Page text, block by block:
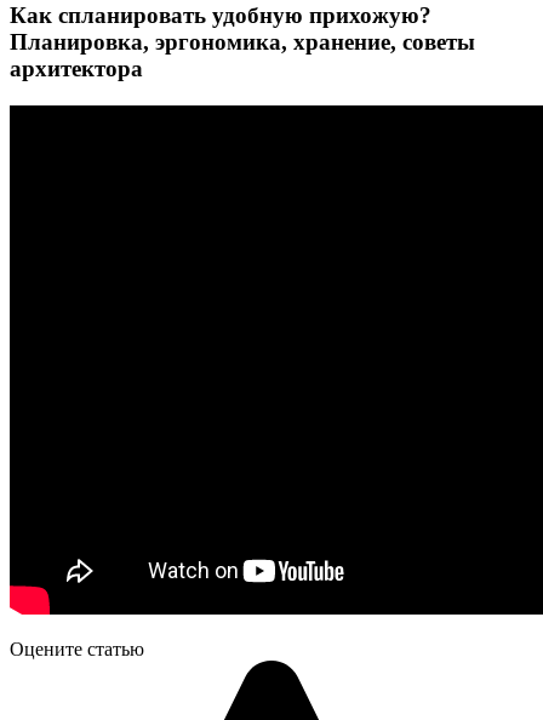
Как спланировать удобную прихожую?
Планировка, эргономика, хранение, советы
архитектора
Оцените статью